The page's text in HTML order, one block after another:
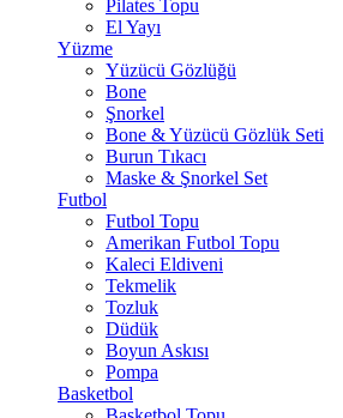
Pilates Topu
El Yayı
Yüzme
Yüzücü Gözlüğü
Bone
Şnorkel
Bone & Yüzücü Gözlük Seti
Burun Tıkacı
Maske & Şnorkel Set
Futbol
Futbol Topu
Amerikan Futbol Topu
Kaleci Eldiveni
Tekmelik
Tozluk
Düdük
Boyun Askısı
Pompa
Basketbol